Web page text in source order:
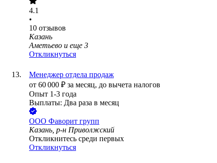
4.1
•
10 отзывов
Казань
Аметьево и еще 3
Откликнуться
Менеджер отдела продаж
от 60 000 ₽ за месяц, до вычета налогов
Опыт 1-3 года
Выплаты: Два раза в месяц
ООО Фаворит групп
Казань, р-н Приволжский
Откликнитесь среди первых
Откликнуться